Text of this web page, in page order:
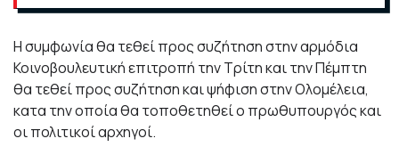
Η συμφωνία θα τεθεί προς συζήτηση στην αρμόδια
Κοινοβουλευτική επιτροπή την Τρίτη και την Πέμπτη
θα τεθεί προς συζήτηση και ψήφιση στην Ολομέλεια,
κατα την οποία θα τοποθετηθεί ο πρωθυπουργός και
οι πολιτικοί αρχηγοί.